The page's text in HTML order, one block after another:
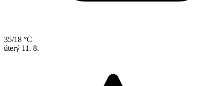
35/18 °C
úterý 11. 8.